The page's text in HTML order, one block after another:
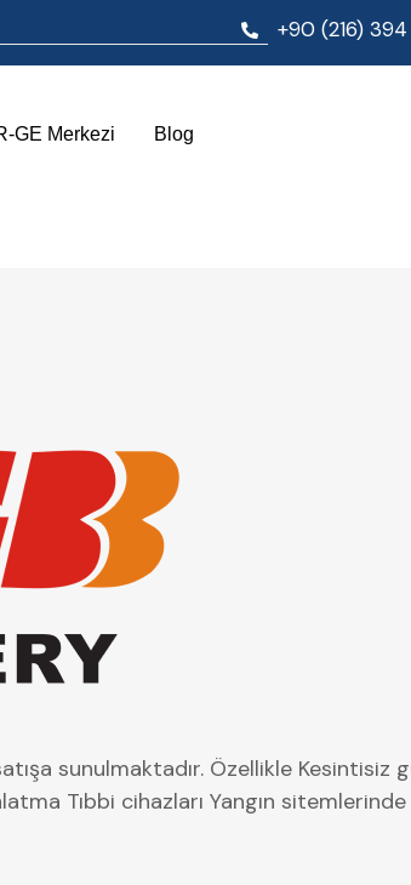
+90 (216)
GE Merkezi Blog
sunulmaktadır. Özellikle Kesintisiz
Tıbbi cihazları Yangın sitemlerinde